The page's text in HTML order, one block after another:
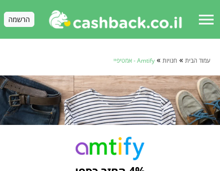
menu הרשמה
עמוד הבית » חנויות » Amtify - אמטיפיי